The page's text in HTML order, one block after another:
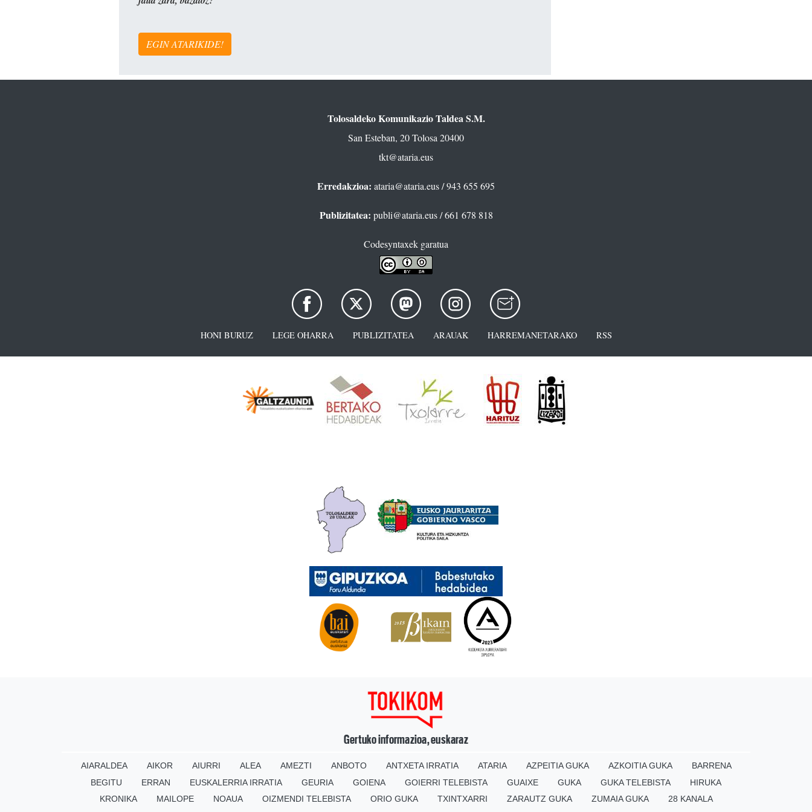
EGIN ATARIKIDE!
Tolosaldeko Komunikazio Taldea S.M.
San Esteban, 20 Tolosa 20400
tkt@ataria.eus
Erredakzioa: ataria@ataria.eus/ 943 655 695
Publizitatea: publi@ataria.eus/ 661 678 818
Codesyntaxek garatua
HONI BURUZ LEGE OHARRA PUBLIZITATEA ARAUAK HARREMANETARAKO RSS
Gertuko informazioa, euskaraz
AIARALDEA AIKOR AIURRI ALEA AMEZTI ANBOTO ANTXETA IRRATIA ATARIA AZPEITIA GUKA AZKOITIA GUKA
BARRENA
BEGITU
ERRAN EUSKALERRIA IRRATIA GEURIA GOIENA GOIERRI TELEBISTA GUAIXE GUKA GUKA TELEBISTA
HIRUKA
KRONIKA
MAILOPE NOAUA OIZMENDI TELEBISTA ORIO GUKA TXINTXARRI ZARAUTZ GUKA ZUMAIA GUKA 28 KANALA